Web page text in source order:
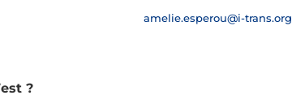
amelie.esperou@i-trans.org
?